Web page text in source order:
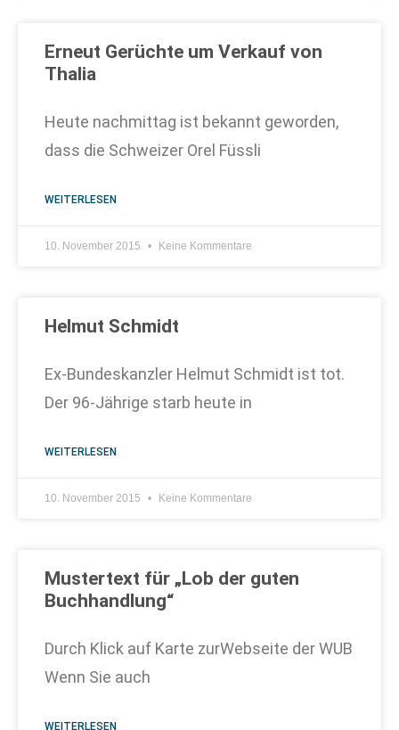
Erneut Gerüchte um Verkauf von
Thalia
Heute nachmittag ist bekannt geworden,
dass die Schweizer Orel Füssli
WEITERLESEN
10. November 2015 Keine Kommentare
Helmut Schmidt
Ex-Bundeskanzler Helmut Schmidt ist tot.
Der 96-Jährige starb heute in
WEITERLESEN
10. November 2015 Keine Kommentare
Mustertext für „Lob der guten
Buchhandlung“
Durch Klick auf Karte zurWebseite der WUB
Wenn Sie auch
WEITERLESEN